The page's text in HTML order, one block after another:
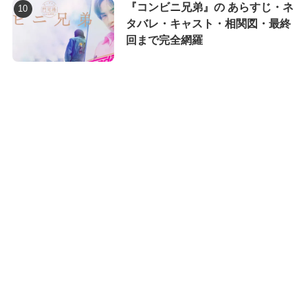
『コンビニ兄弟』の あらすじ・ネ
タバレ・キャスト・相関図・最終
回まで完全網羅